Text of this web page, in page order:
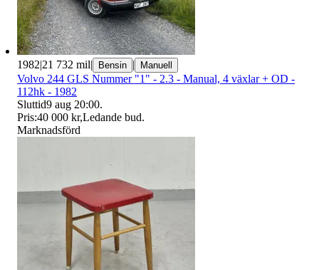
1982|21 732 mil| Bensin | Manuell
Volvo 244 GLS Nummer "1" - 2.3 - Manual, 4 växlar + OD -
112hk - 1982
Sluttid9 aug 20:00.
Pris:40 000 kr,Ledande bud.
Marknadsförd